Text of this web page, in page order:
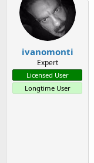
e
a
s
t
a
r
ivanomonti
Expert
Licensed User
Longtime User